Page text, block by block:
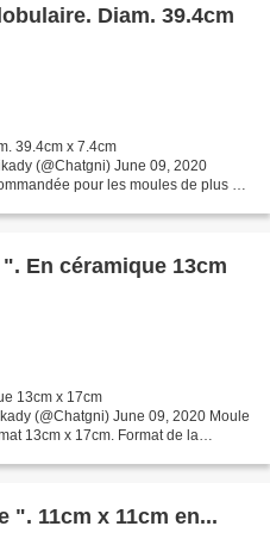
Diam. 39.4cm
39.4cm x 7.4cm
(@Chatgni) June 09, 2020
pour les moules de plus de
En céramique 13cm
13cm x 17cm
(@Chatgni) June 09, 2020 Moule
13cm x 17cm. Format de la
". 11cm x 11cm en...